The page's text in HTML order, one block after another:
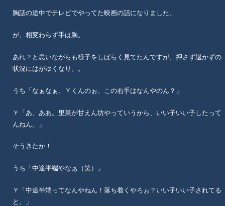
胸話の途中でテレビでやってた映画の話になりました。
が、相変わらず手は胸。
あれ？と思いながらも様子をしばらく見てたんですが、押さず退かずの
状況にはがゆくなり。。
うち「なぁなぁ、Ｙくんのぉ、この右手はなんやのん？」
Ｙ「あ、ああ。里菜が甘えん坊やっていうから、いい子いい子したって
んねん。」
そうきたか！
うち「中途半端やなぁ（笑）」
Ｙ「中途半端ってなんやねん！落ち着くやろぉ？いい子いい子されてる
と。」